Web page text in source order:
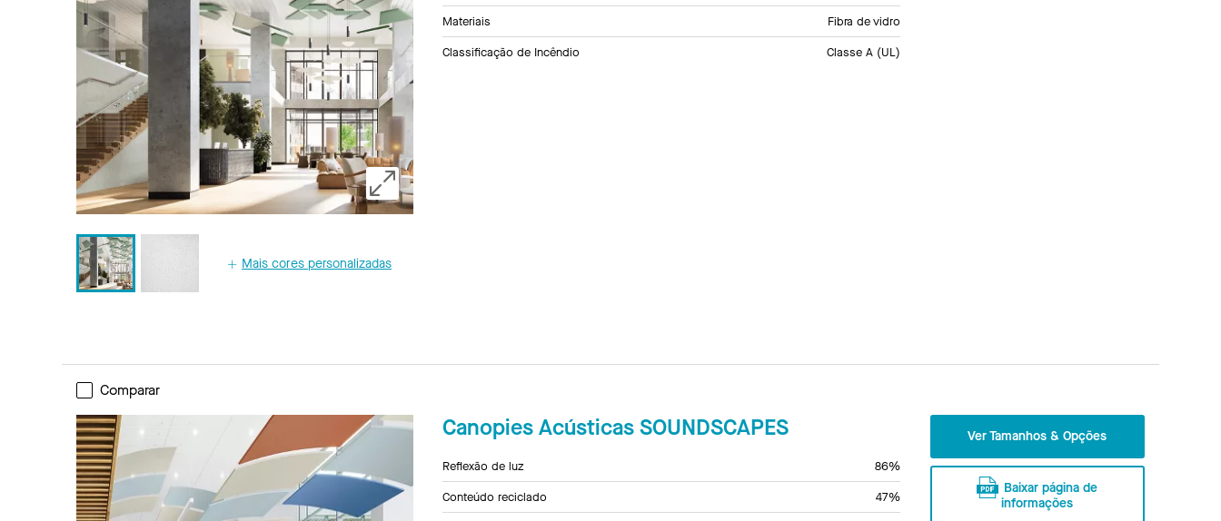
Mais cores personalizadas
Materiais
Fibra de vidro
Classificação de Incêndio
Classe A (UL)
Comparar
Canopies Acústicas SOUNDSCAPES
Reflexão de luz
86%
Conteúdo reciclado
47%
Ver Tamanhos & Opções
Baixar página de
informações